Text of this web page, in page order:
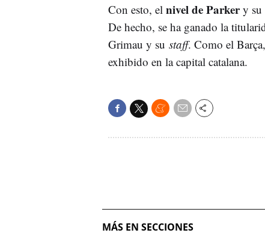
Con esto, el nivel de Parkery su
De hecho, se ha ganado la
Grimau y su staff. Como el
exhibido en la capital catalana.
MÁS EN SECCIONES